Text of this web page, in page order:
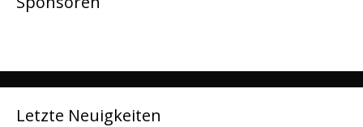
Letzte Neuigkeiten